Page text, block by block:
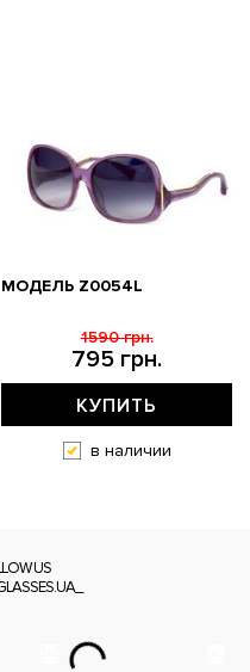
МОДЕЛЬ Z0054L
795 грн.
1590 грн.
КУПИТЬ
в наличии
US